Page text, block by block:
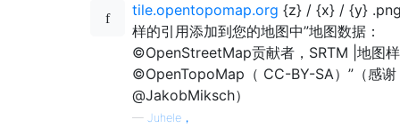
tile.opentopomap.org {z} / {x} / {y}
样的引用添加到您的地图中”地图数据：
©OpenStreetMap贡献者，SRTM |地图
©OpenTopoMap（ CC-BY-SA）”（感谢
@JakobMiksch）
— Juhele，